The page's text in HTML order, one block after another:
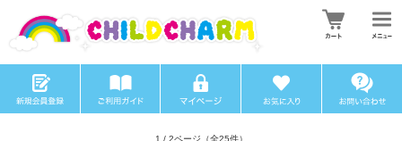
1 / 2ページ （全25件）